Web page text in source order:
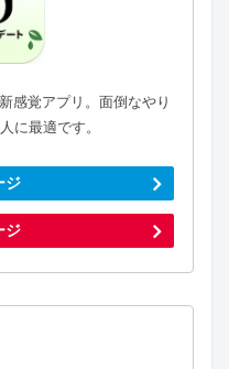
感覚アプリ。面倒なやり
に最適です。
ジ
ジ